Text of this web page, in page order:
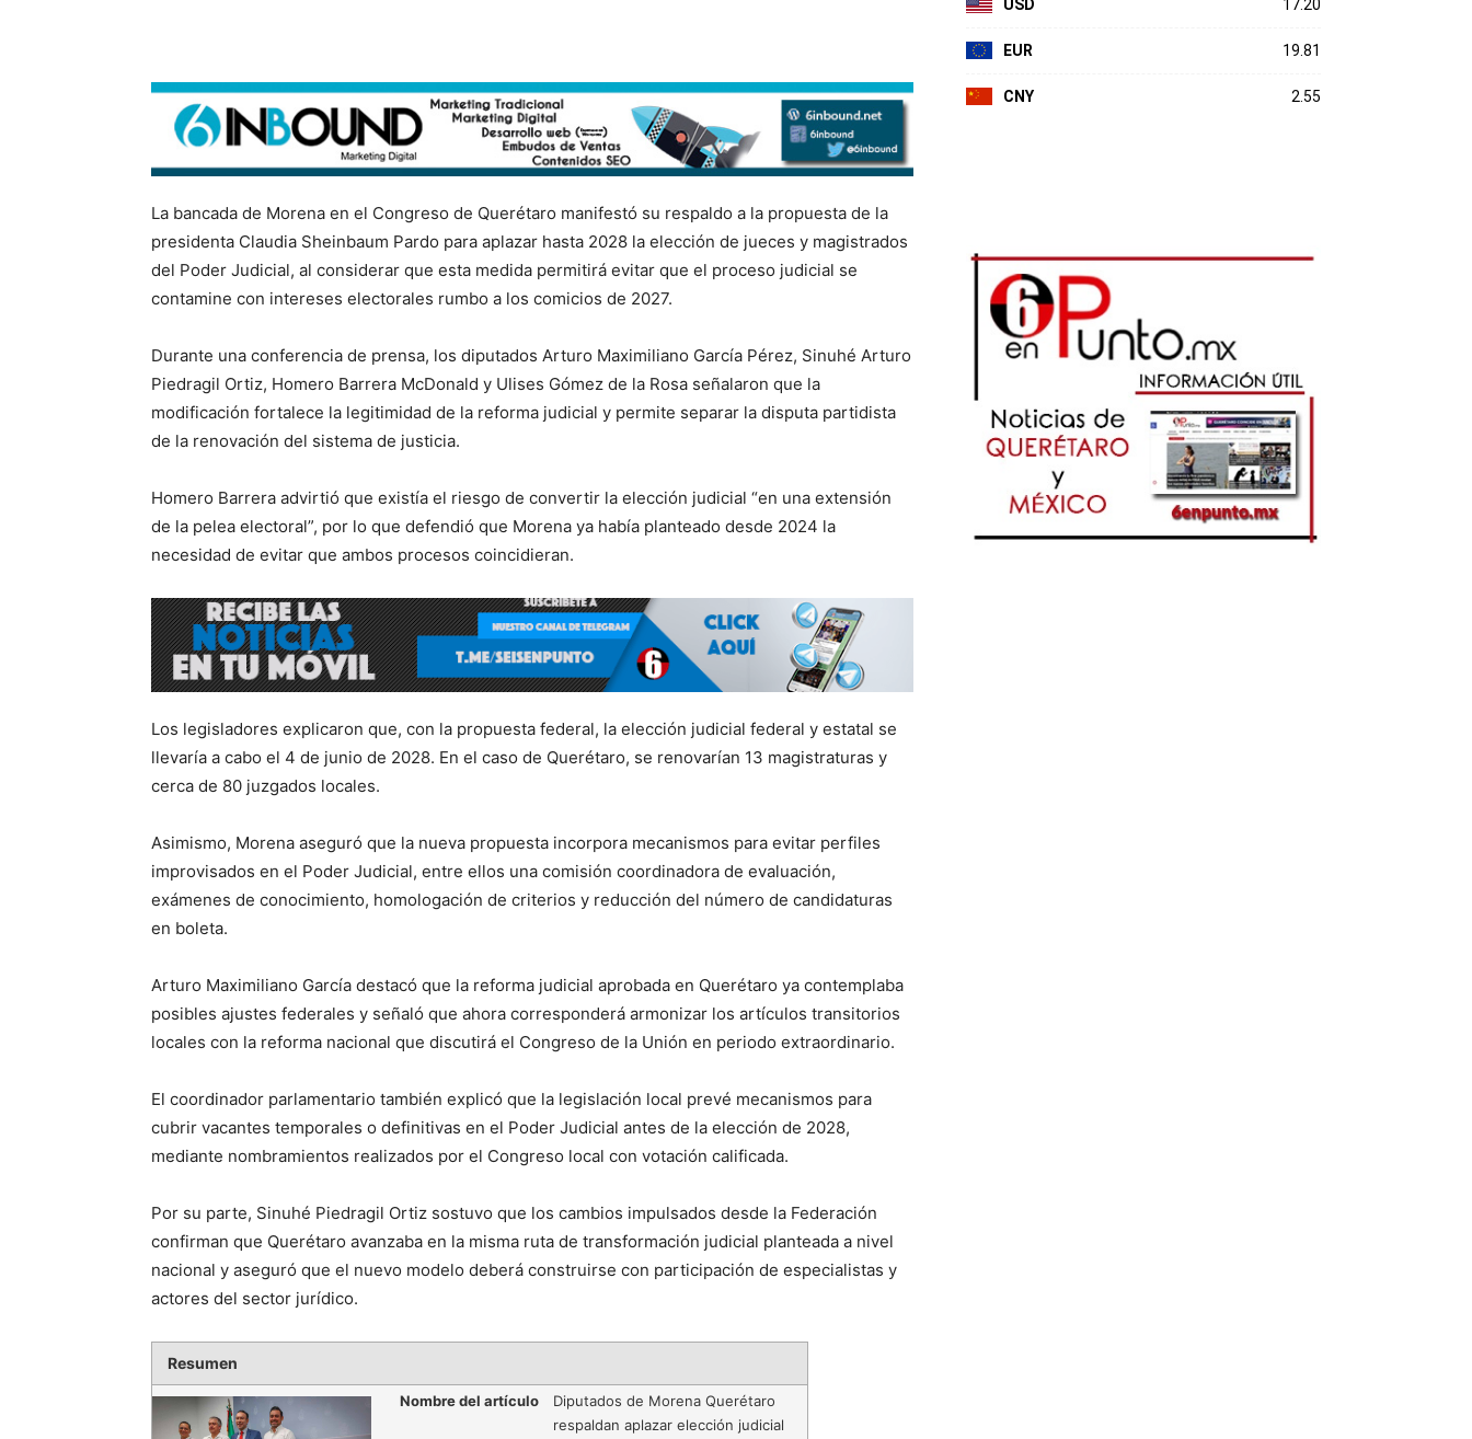
La bancada de Morena en el Congreso de Querétaro manifestó su respaldo a la propuesta de la
presidenta Claudia Sheinbaum Pardo para aplazar hasta 2028 la elección de jueces y magistrados
del Poder Judicial, al considerar que esta medida permitirá evitar que el proceso judicial se
contamine con intereses electorales rumbo a los comicios de 2027.
Durante una conferencia de prensa, los diputados Arturo Maximiliano García Pérez, Sinuhé Arturo
Piedragil Ortiz, Homero Barrera McDonald y Ulises Gómez de la Rosa señalaron que la
modificación fortalece la legitimidad de la reforma judicial y permite separar la disputa partidista
de la renovación del sistema de justicia.
Homero Barrera advirtió que existía el riesgo de convertir la elección judicial “en una extensión
de la pelea electoral”, por lo que defendió que Morena ya había planteado desde 2024 la
necesidad de evitar que ambos procesos coincidieran.
Los legisladores explicaron que, con la propuesta federal, la elección judicial federal y estatal se
llevaría a cabo el 4 de junio de 2028. En el caso de Querétaro, se renovarían 13 magistraturas y
cerca de 80 juzgados locales.
Asimismo, Morena aseguró que la nueva propuesta incorpora mecanismos para evitar perfiles
improvisados en el Poder Judicial, entre ellos una comisión coordinadora de evaluación,
exámenes de conocimiento, homologación de criterios y reducción del número de candidaturas
en boleta.
Arturo Maximiliano García destacó que la reforma judicial aprobada en Querétaro ya contemplaba
posibles ajustes federales y señaló que ahora corresponderá armonizar los artículos transitorios
locales con la reforma nacional que discutirá el Congreso de la Unión en periodo extraordinario.
El coordinador parlamentario también explicó que la legislación local prevé mecanismos para
cubrir vacantes temporales o definitivas en el Poder Judicial antes de la elección de 2028,
mediante nombramientos realizados por el Congreso local con votación calificada.
Por su parte, Sinuhé Piedragil Ortiz sostuvo que los cambios impulsados desde la Federación
confirman que Querétaro avanzaba en la misma ruta de transformación judicial planteada a nivel
nacional y aseguró que el nuevo modelo deberá construirse con participación de especialistas y
actores del sector jurídico.
Resumen
Nombre del artículo
Diputados de Morena Querétaro
respaldan aplazar elección judicial
USD 17.20
EUR 19.81
CNY 2.55